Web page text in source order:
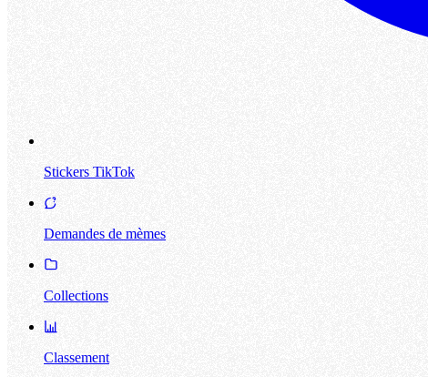
Stickers TikTok
Demandes de mèmes
Collections
Classement